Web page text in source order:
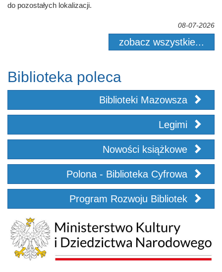
do pozostałych lokalizacji.
08-07-2026
zobacz wszystkie...
Biblioteka poleca
Biblioteki Mazowsza
Legimi
Nowości książkowe
Polona - Biblioteka Cyfrowa
Program Rozwoju Bibliotek